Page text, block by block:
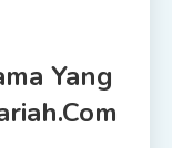
Yang